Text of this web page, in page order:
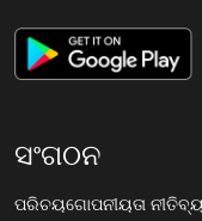
ସଂଗଠନ
ପରିଚୟଗୋପନୀୟତା ନୀତି